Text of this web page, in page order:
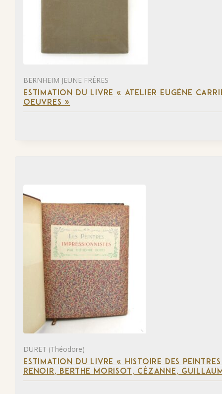
BERNHEIM JEUNE FRÈRES
ESTIMATION DU LIVRE « ATELIER EUGÈNE
OEUVRES »
DURET (Théodore)
ESTIMATION DU LIVRE « HISTOIRE DES
RENOIR, BERTHE MORISOT, CÉZANNE,